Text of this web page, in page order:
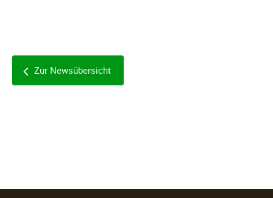
Zur Newsübersicht